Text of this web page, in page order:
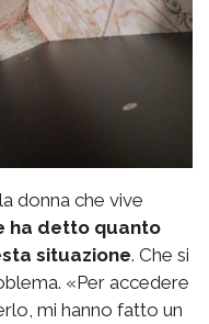
donna che vive
ha detto quanto
situazione. Che si
«Per accedere
mi hanno fatto un